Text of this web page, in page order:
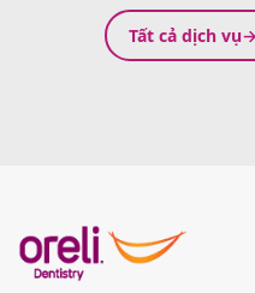
Tất cả dịch vụ